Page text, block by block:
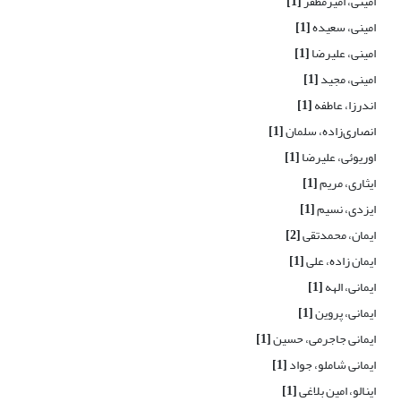
امینی، سعیده[1]
امینی، علیرضا[1]
امینی، مجید[1]
اندرزا، عاطفه[1]
انصاری‌زاده، سلمان[1]
اوریوئی، علیرضا[1]
ایثاری، مریم[1]
ایزدی، نسیم[1]
ایمان، محمدتقی[2]
ایمان زاده، علی[1]
ایمانی، الهه[1]
ایمانی، پروین[1]
ایمانی جاجرمی، حسین[1]
ایمانی شاملو، جواد[1]
اینالو، امین بلاغی[1]